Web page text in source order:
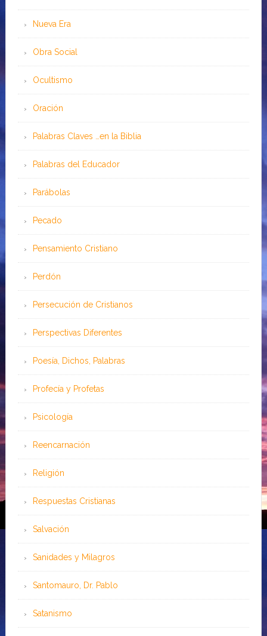
Nueva Era
Obra Social
Ocultismo
Oración
Palabras Claves …en la Biblia
Palabras del Educador
Parábolas
Pecado
Pensamiento Cristiano
Perdón
Persecución de Cristianos
Perspectivas Diferentes
Poesía, Dichos, Palabras
Profecía y Profetas
Psicología
Reencarnación
Religión
Respuestas Cristianas
Salvación
Sanidades y Milagros
Santomauro, Dr. Pablo
Satanismo